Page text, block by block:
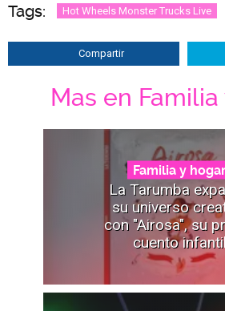
Tags: Hot Wheels Monster Trucks Live
Compartir
Mas en
Familia y hogar
La Tarumba
su universo
con "Airosa", su
cuento